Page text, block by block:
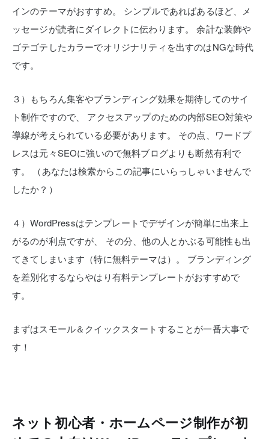
インのテーマがおすすめ。
シンプルであればあるほど、メ
ッセージが読者にダイレクトに伝わります。
余計な装飾や
ゴテゴテしたカラーでオリジナリティを出すのはNGな時代
です。
３）もちろん集客やブランディング効果を期待してのサイ
ト制作ですので、
アクセスアップのための内部SEO対策や
導線が考えられている必要があります。
その点、ワードプ
レスは元々SEOに強いので無料ブログよりも断然有利で
す。
（あなたは検索からこの記事にいらっしゃいませんで
したか？）
４）WordPressはテンプレートでデザインが簡単に出来上
がるのが利点ですが、
その分、他の人とかぶる可能性も出
てきてしまいます（特に無料テーマは）。
ブランディング
を差別化するならやはり有料テンプレートがおすすめで
す。
まずはスモール＆クイックスタートすることが一番大事で
す！
ネット初心者・ホームページ制作が初